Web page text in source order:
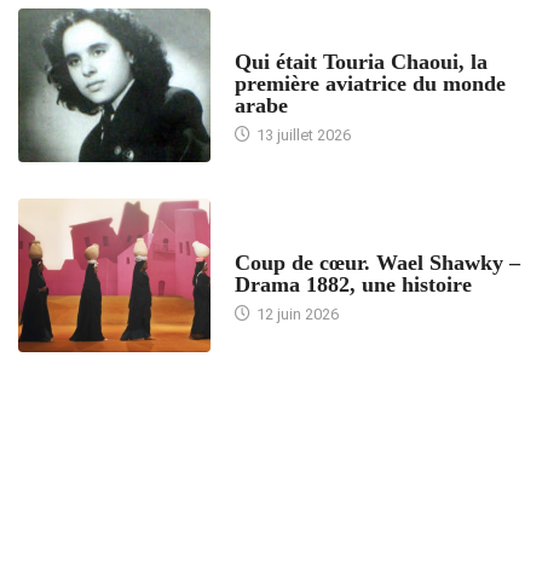
Qui était Touria Chaoui, la
première aviatrice du monde
arabe
13 juillet 2026
Coup de cœur. Wael Shawky –
Drama 1882, une histoire
12 juin 2026